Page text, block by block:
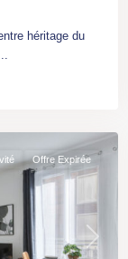
héritage du
Next
Offre Expirée